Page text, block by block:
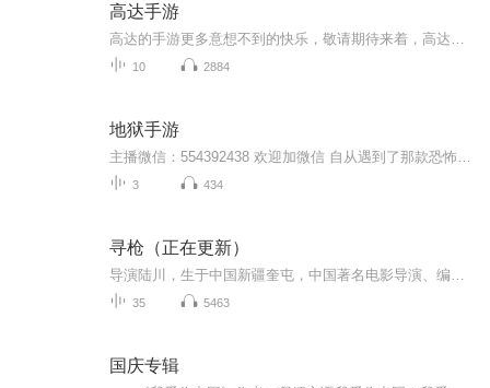
高达手游
10 2884
地狱手游
3 434
寻枪（正在更新）
35 5463
国庆专辑